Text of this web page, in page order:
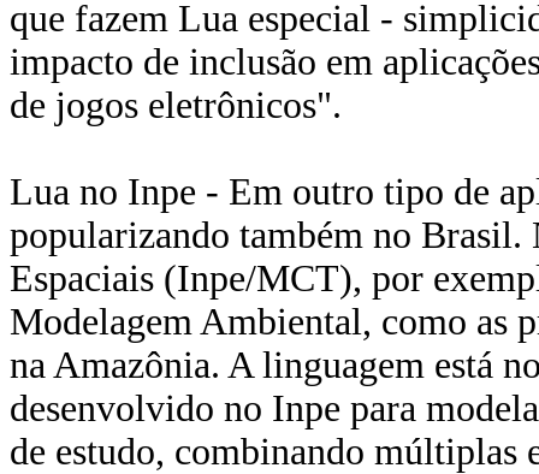
que fazem Lua especial -
impacto de inclusão em
de jogos eletrônicos".
Lua no Inpe - Em outro tipo de
popularizando também no Brasil.
Espaciais (Inpe/MCT), por
Modelagem Ambiental, como as
na Amazônia. A linguagem está
desenvolvido no Inpe para
de estudo, combinando múltiplas